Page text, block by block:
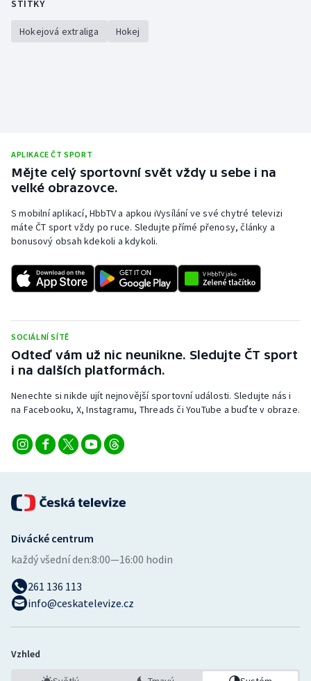
ŠTÍTKY
Hokejová extraliga Hokej
APLIKACE ČT SPORT
Mějte celý sportovní svět vždy u sebe i na
velké obrazovce.
S mobilní aplikací, HbbTV a apkou iVysílání ve své chytré televizi
máte ČT sport vždy po ruce. Sledujte přímé přenosy, články a
bonusový obsah kdekoli a kdykoli.
SOCIÁLNÍ SÍTĚ
Odteď vám už nic neunikne. Sledujte ČT sport
i na dalších platformách.
Nenechte si nikde ujít nejnovější sportovní události. Sledujte nás i
na Facebooku, X, Instagramu, Threads či YouTube a buďte v obraze.
Divácké centrum
každý všední den:8:00—16:00 hodin
261 136 113
info@ceskatelevize.cz
Vzhled